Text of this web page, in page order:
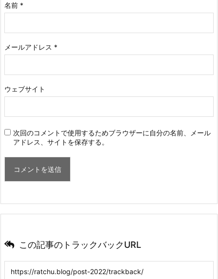
名前 *
メールアドレス *
ウェブサイト
次回のコメントで使用するためブラウザーに自分の名前、メール
アドレス、サイトを保存する。
この記事のトラックバックURL